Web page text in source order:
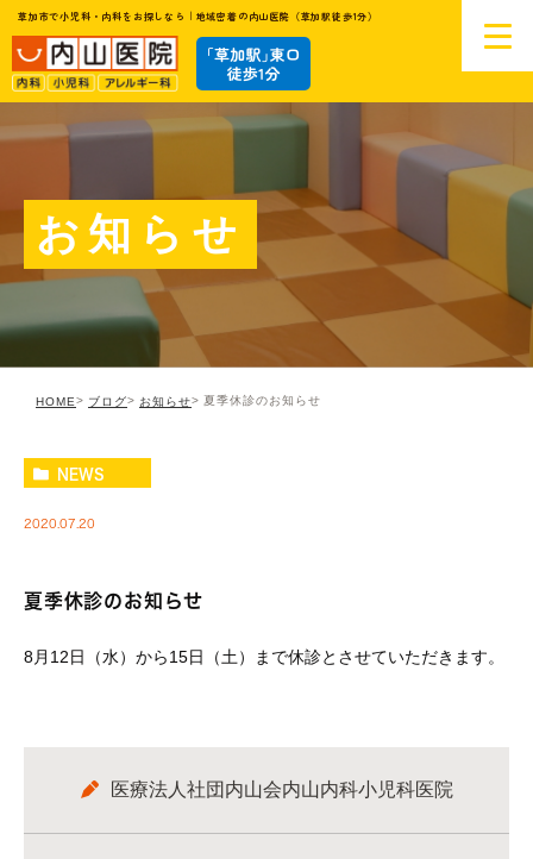
草加市で小児科・内科をお探しなら｜地域密着の内山医院（草加駅徒歩1分）
お知らせ
HOME ブログ お知らせ 夏季休診のお知らせ
NEWS
2020.07.20
夏季休診のお知らせ
8月12日（水）から15日（土） まで休診とさせていただきます。
医療法人社団内山会内山内科小児科医院